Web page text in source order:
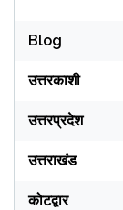
Blog
उत्तरकाशी
उत्तरप्रदेश
उत्तराखंड
कोटद्वार